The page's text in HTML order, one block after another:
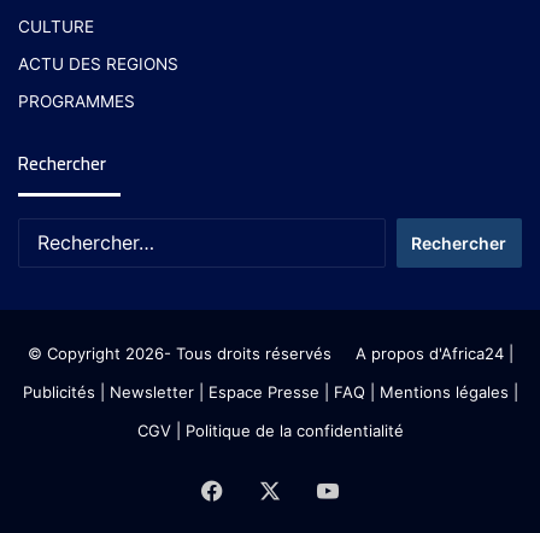
CULTURE
ACTU DES REGIONS
PROGRAMMES
Rechercher
© Copyright 2026- Tous droits réservés A propos d'Africa24|
Publicités
Newsletter| Espace Presse | FAQ | Mentions légales
CGV| Politique de la confidentialité